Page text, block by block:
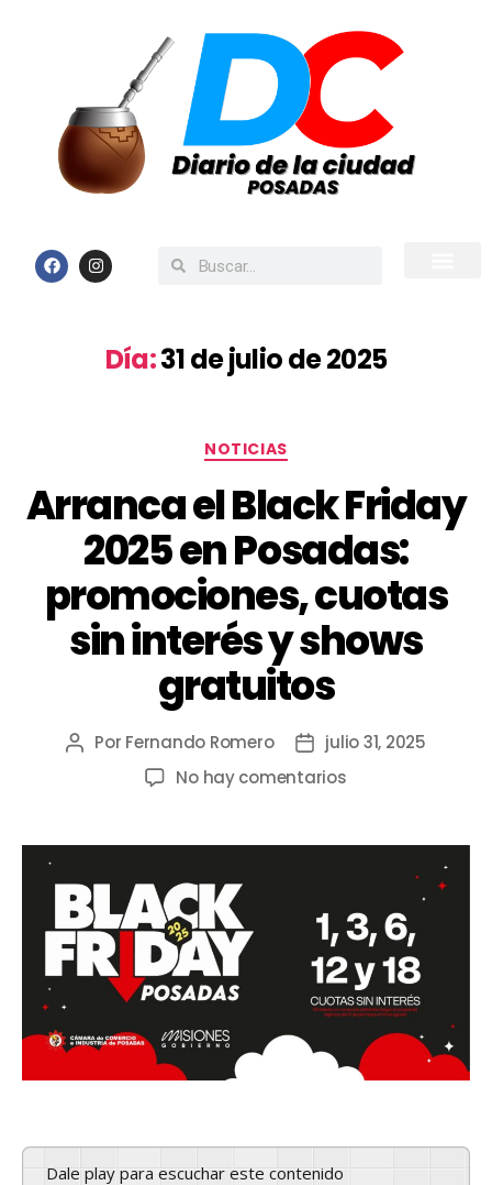
Día:31 de julio de 2025
NOTICIAS
Arranca el Black Friday
2025 en Posadas:
promociones, cuotas
sin interés y shows
gratuitos
Por Fernando Romero
julio 31, 2025
No hay comentarios
Dale play para escuchar este contenido